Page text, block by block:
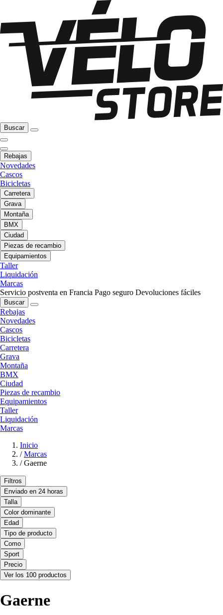
Buscar
Rebajas
Novedades
Cascos
Bicicletas
Carretera
Grava
Montaña
BMX
Ciudad
Piezas de recambio
Equipamientos
Taller
Liquidación
Marcas
Servicio postventa en Francia Pago seguro Devoluciones fáciles
Buscar
Rebajas
Novedades
Cascos
Bicicletas
Carretera
Grava
Montaña
BMX
Ciudad
Piezas de recambio
Equipamientos
Taller
Liquidación
Marcas
Inicio
/ Marcas
/ Gaerne
Filtros
Enviado en 24 horas
Talla
Color dominante
Edad
Tipo de producto
Como
Sport
Precio
Ver los 100 productos
Gaerne